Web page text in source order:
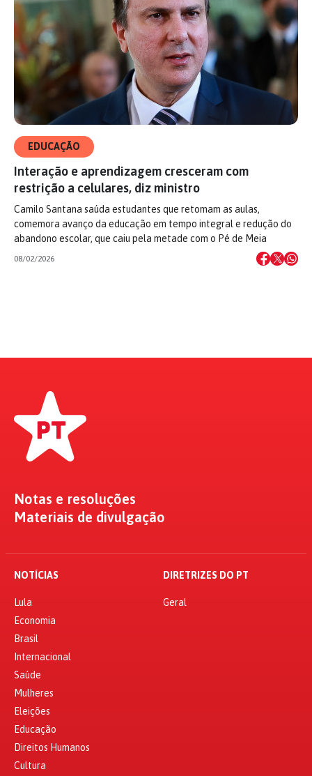
EDUCAÇÃO
Interação e aprendizagem cresceram com
restrição a celulares, diz ministro
Camilo Santana saúda estudantes que retomam as aulas,
comemora avanço da educação em tempo integral e redução do
abandono escolar, que caiu pela metade com o Pé de Meia
08/02/2026
Notas e resoluções
Materiais de divulgação
NOTÍCIAS
Lula
Economia
Brasil
Internacional
Saúde
Mulheres
Eleições
Educação
Direitos Humanos
Cultura
DIRETRIZES DO PT
Geral